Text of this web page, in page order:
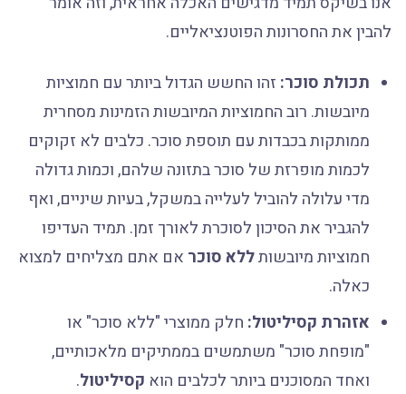
להבין את החסרונות הפוטנציאליים.
תכולת סוכר:זהו החשש הגדול ביותר עם חמוציות
מיובשות. רוב החמוציות המיובשות הזמינות מסחרית
ממותקות בכבדות עם תוספת סוכר. כלבים לא זקוקים
לכמות מופרזת של סוכר בתזונה שלהם, וכמות גדולה
מדי עלולה להוביל לעלייה במשקל, בעיות שיניים, ואף
להגביר את הסיכון לסוכרת לאורך זמן. תמיד העדיפו
חמוציות מיובשותללא סוכראם אתם מצליחים למצוא
כאלה.
אזהרת קסיליטול:חלק ממוצרי "ללא סוכר" או
"מופחת סוכר" משתמשים בממתיקים מלאכותיים,
ואחד המסוכנים ביותר לכלבים הואקסיליטול.